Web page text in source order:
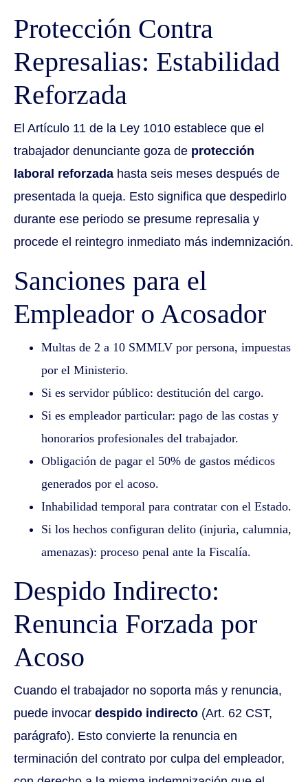
Protección Contra
Represalias: Estabilidad
Reforzada
El Artículo 11 de la Ley 1010 establece que el
trabajador denunciante goza de protección
laboral reforzada hasta seis meses después de
presentada la queja. Esto significa que despedirlo
durante ese periodo se presume represalia y
procede el reintegro inmediato más indemnización.
Sanciones para el
Empleador o Acosador
Multas de 2 a 10 SMMLV por persona, impuestas
por el Ministerio.
Si es servidor público: destitución del cargo.
Si es empleador particular: pago de las costas y
honorarios profesionales del trabajador.
Obligación de pagar el 50% de gastos médicos
generados por el acoso.
Inhabilidad temporal para contratar con el Estado.
Si los hechos configuran delito (injuria, calumnia,
amenazas): proceso penal ante la Fiscalía.
Despido Indirecto:
Renuncia Forzada por
Acoso
Cuando el trabajador no soporta más y renuncia,
puede invocar despido indirecto (Art. 62 CST,
parágrafo). Esto convierte la renuncia en
terminación del contrato por culpa del empleador,